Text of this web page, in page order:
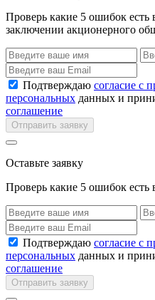
Проверь какие 5 ошибок
заключении акционерного
Подтверждаю согласие с
персональных данных и
соглашение
Отправить заявку
Оставьте заявку
Проверь какие 5 ошибок есть
Подтверждаю согласие с
персональных данных и
соглашение
Отправить заявку